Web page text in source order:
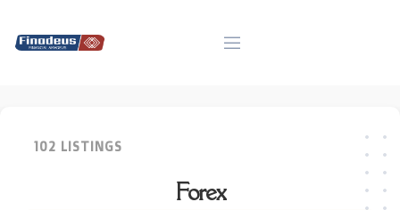
content
102 LISTINGS
Forex